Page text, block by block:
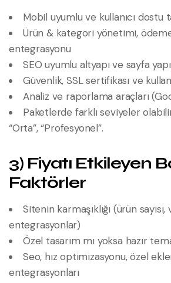
Mobil uyumlu ve kullanıcı dostu
Ürün & kategori yönetimi,
entegrasyonu
SEO uyumlu altyapı ve sayfa
Güvenlik, SSL sertifikası ve
Analiz ve raporlama araçları
Paketlerde farklı seviyeler
“Orta”, “Profesyonel”.
3) Fiyatı Etkileyen
Faktörler
Sitenin karmaşıklığı (ürün
entegrasyonlar)
Özel tasarım mı yoksa hazır
Seo, hız optimizasyonu, özel
entegrasyonları